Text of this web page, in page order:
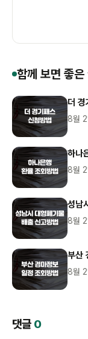
함께 보면 좋은
더 경
8월 2
하나
8월 2
성남
8월 2
부산
8월 2
댓글 0